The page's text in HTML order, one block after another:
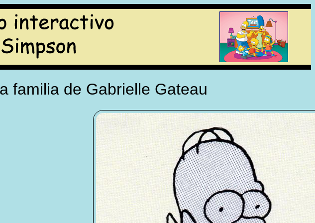
familia de Gabrielle Gateau